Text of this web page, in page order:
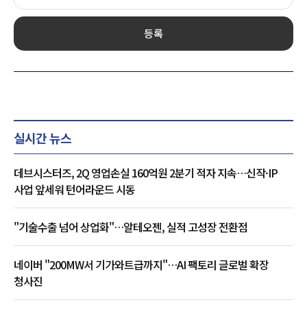
등록
실시간 뉴스
데브시스터즈, 2Q 영업손실 160억원 2분기 적자 지속…신작·IP
사업 앞세워 턴어라운드 시동
"기술수출 넘어 상업화"…알테오젠, 실적 고성장 전환점
네이버 "200MW서 기가와트급까지"…AI 팩토리 글로벌 확장
청사진